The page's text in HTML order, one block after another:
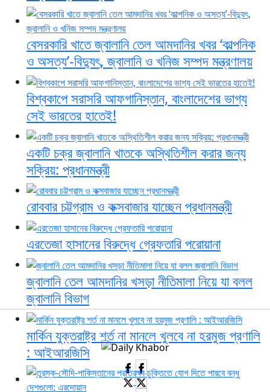
বেসরকারি খাতে জ্বালানি তেল আমদানির খবর ‘কাল্পনিক
ও অসত্য’-বিদ্যুৎ, জ্বালানি ও খনিজ সম্পদ মন্ত্রণালয়
বিশ্বকাপে সরাসরি আফগানিস্তান, বাংলাদেশের ভাগ্য
সেই ভারতের হাতেই!
একটি চক্র জ্বালানি খাতকে অস্থিতিশীল করার জন্য
সক্রিয়: প্রধানমন্ত্রী
রোববার চট্টগ্রাম ও কক্সবাজার যাচ্ছেন প্রধানমন্ত্রী
এরতেজা হাসানের বিরুদ্ধে গ্রেফতারি পরোয়ানা
জ্বালানি তেল আমদানির খসড়া নীতিমালা নিয়ে যা বলল
জ্বালানি বিভাগ
মার্কিন যুক্তরাষ্ট্র শর্ত না মানলে খুলবে না হরমুজ প্রণালি
: আইআরজিসি